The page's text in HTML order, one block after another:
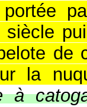
portée
siècle
de
la
à